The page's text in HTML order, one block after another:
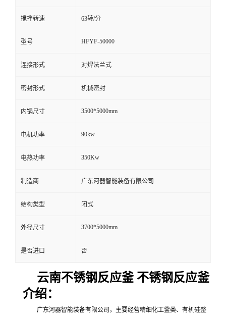
搅拌转速 63转/分
型号 HFYF-50000
连接形式 对焊法兰式
密封形式 机械密封
内锅尺寸 3500*5000mm
电机功率 90kw
电热功率 350Kw
制造商 广东河器智能装备有限公司
结构类型 闭式
外径尺寸 3700*5000mm
是否进口 否
云南不锈钢反应釜 不锈钢反应釜
介绍：
广东河器智能装备有限公司 ， 主要经营精细化工釜类、有机硅整